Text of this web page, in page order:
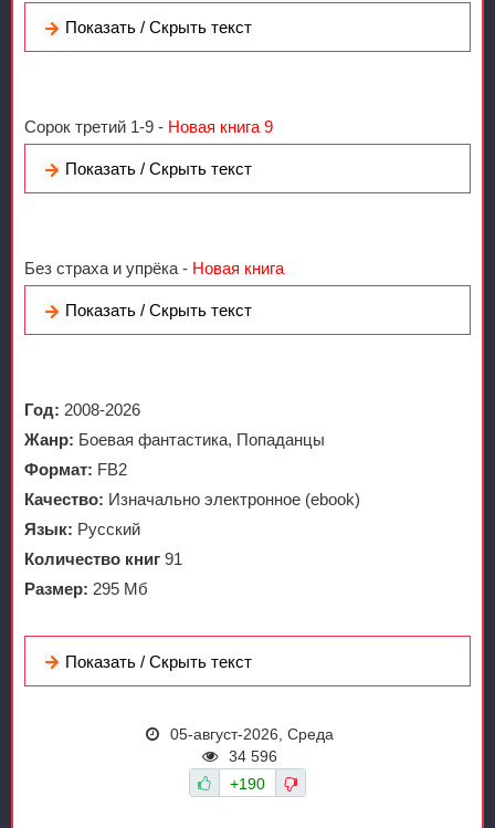
Показать / Скрыть текст
Сорок третий 1-9 - Новая книга 9
Показать / Скрыть текст
Без страха и упрёка - Новая книга
Показать / Скрыть текст
Год: 2008-2026
Жанр: Боевая фантастика, Попаданцы
Формат: FB2
Качество: Изначально электронное (ebook)
Язык: Русский
Количество книг 91
Размер: 295 Мб
Показать / Скрыть текст
05-август-2026, Среда
34 596
+190